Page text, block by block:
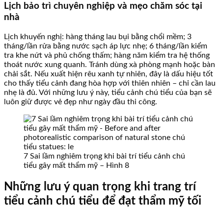
Lịch bảo trì chuyên nghiệp và mẹo chăm sóc tại
nhà
Lịch khuyến nghị: hàng tháng lau bụi bằng chổi mềm; 3
tháng/lần rửa bằng nước sạch áp lực nhẹ; 6 tháng/lần kiểm
tra khe nứt và phủ chống thấm; hàng năm kiểm tra hệ thống
thoát nước xung quanh. Tránh dùng xà phòng mạnh hoặc bàn
chải sắt. Nếu xuất hiện rêu xanh tự nhiên, đây là dấu hiệu tốt
cho thấy tiểu cảnh đang hòa hợp với thiên nhiên – chỉ cần lau
nhẹ là đủ. Với những lưu ý này, tiểu cảnh chú tiểu của bạn sẽ
luôn giữ được vẻ đẹp như ngày đầu thi công.
7 Sai lầm nghiêm trọng khi bài trí tiểu cảnh chú
tiểu gây mất thẩm mỹ – Hình 8
Những lưu ý quan trọng khi trang trí
tiểu cảnh chú tiểu để đạt thẩm mỹ tối